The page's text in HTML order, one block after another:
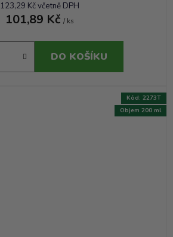
123,29 Kč včetně DPH
101,89 Kč / ks
DO KOŠÍKU
Objem 200 ml
Kód: 2273T